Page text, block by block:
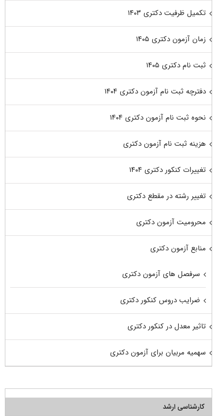
تکمیل ظرفیت دکتری ۱۴۰۳
زمان آزمون دکتری ۱۴۰۵
ثبت نام دکتری ۱۴۰۵
دفترچه ثبت نام آزمون دکتری ۱۴۰۴
نحوه ثبت نام آزمون دکتری ۱۴۰۴
هزینه ثبت نام آزمون دکتری
تغییرات کنکور دکتری ۱۴۰۴
تغییر رشته در مقطع دکتری
محرومیت آزمون دکتری
منابع آزمون دکتری
سرفصل های آزمون دکتری
ضرایب دروس کنکور دکتری
تاثیر معدل در کنکور دکتری
سهمیه مربیان برای آزمون دکتری
کارشناسی ارشد